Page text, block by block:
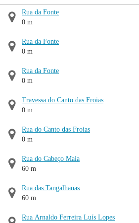
Rua da Fonte
0 m
Rua da Fonte
0 m
Rua da Fonte
0 m
Travessa do Canto das Froias
0 m
Rua do Canto das Froias
0 m
Rua do Cabeço Maia
60 m
Rua das Tangalhanas
60 m
Rua Arnaldo Ferreira Luís Lopes